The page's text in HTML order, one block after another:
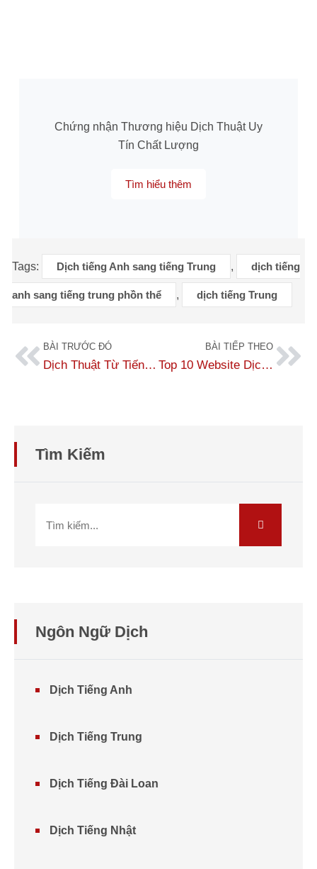
Chứng nhận Thương hiệu Dịch Thuật Uy
Tín Chất Lượng
Tìm hiểu thêm
Tags: Dịch tiếng Anh sang tiếng Trung , dịch tiếng
anh sang tiếng trung phồn thể , dịch tiếng Trung
BÀI TRƯỚC ĐÓ
Dịch Thuật Từ Tiếng Anh Sang Tiếng Trung Giản Thể Chuyên Nghiệp
BÀI TIẾP THEO
Top 10 Website Dịch Từ Tiếng Trung Sang Tiếng Anh Chính Xác Nhất
Tìm Kiếm
Ngôn Ngữ Dịch
Dịch Tiếng Anh
Dịch Tiếng Trung
Dịch Tiếng Đài Loan
Dịch Tiếng Nhật